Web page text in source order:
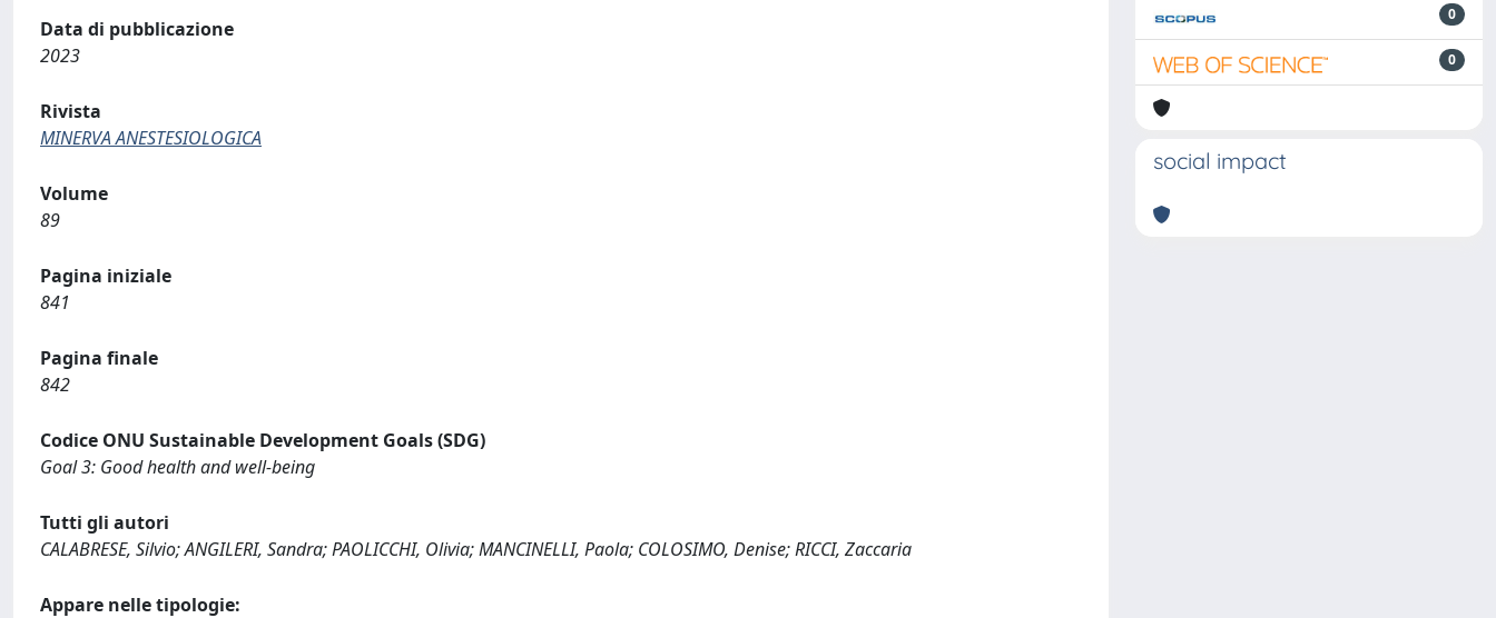
Data di pubblicazione
2023
Rivista
MINERVA ANESTESIOLOGICA
Volume
89
Pagina iniziale
841
Pagina finale
842
Codice ONU Sustainable Development Goals (SDG)
Goal 3: Good health and well-being
Tutti gli autori
CALABRESE, Silvio; ANGILERI, Sandra; PAOLICCHI, Olivia; MANCINELLI, Paola; COLOSIMO, Denise; RICCI, Zaccaria
Appare nelle tipologie:
0
0
social impact